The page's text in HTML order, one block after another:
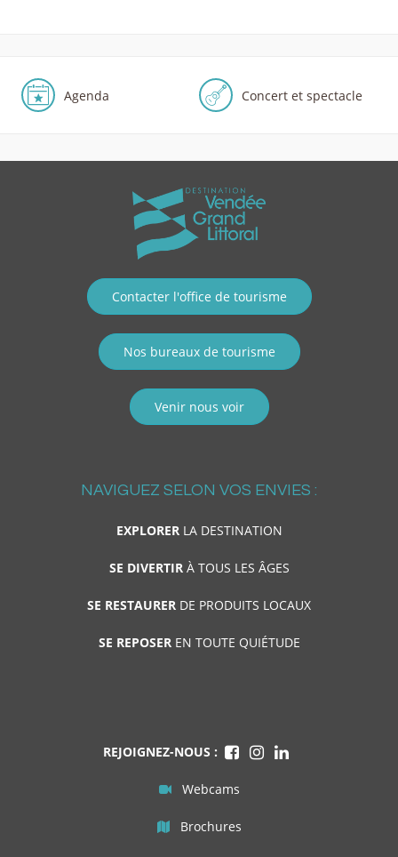
Agenda Concert et spectacle
Contacter l'office de tourisme
Nos bureaux de tourisme
Venir nous voir
NAVIGUEZ SELON VOS ENVIES :
EXPLORERLA DESTINATION
SE DIVERTIRÀ TOUS LES ÂGES
SE RESTAURER DE PRODUITS LOCAUX
SE REPOSEREN TOUTE QUIÉTUDE
REJOIGNEZ-NOUS :
Webcams
Brochures